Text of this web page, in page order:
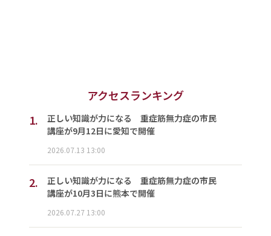
アクセスランキング
1.
正しい知識が力になる 重症筋無力症の市民
講座が9月12日に愛知で開催
2026.07.13 13:00
2.
正しい知識が力になる 重症筋無力症の市民
講座が10月3日に熊本で開催
2026.07.27 13:00